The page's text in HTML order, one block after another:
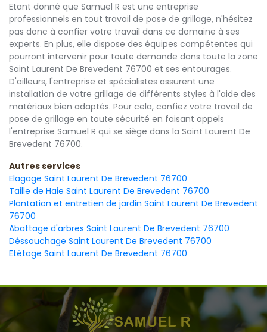
Etant donné que Samuel R est une entreprise
professionnels en tout travail de pose de grillage, n'hésitez
pas donc à confier votre travail dans ce domaine à ses
experts. En plus, elle dispose des équipes compétentes qui
pourront intervenir pour toute demande dans toute la zone
Saint Laurent De Brevedent 76700 et ses entourages.
D'ailleurs, l'entreprise et spécialistes assurent une
installation de votre grillage de différents styles à l'aide des
matériaux bien adaptés. Pour cela, confiez votre travail de
pose de grillage en toute sécurité en faisant appels
l'entreprise Samuel R qui se siège dans la Saint Laurent De
Brevedent 76700.
Autres services
Elagage Saint Laurent De Brevedent 76700
Taille de Haie Saint Laurent De Brevedent 76700
Plantation et entretien de jardin Saint Laurent De Brevedent
76700
Abattage d'arbres Saint Laurent De Brevedent 76700
Déssouchage Saint Laurent De Brevedent 76700
Etêtage Saint Laurent De Brevedent 76700